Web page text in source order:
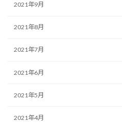
2021年9月
2021年8月
2021年7月
2021年6月
2021年5月
2021年4月